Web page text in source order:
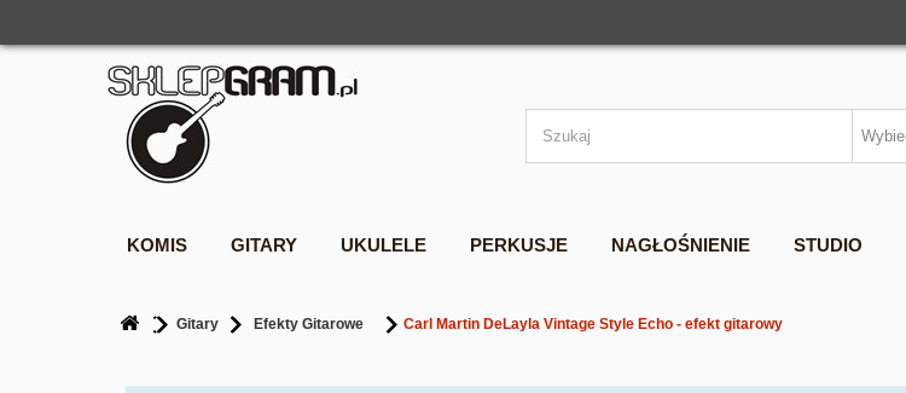
KOMIS GITARY UKULELE PERKUSJE NAGŁOŚNIENIE STUDIO
Gitary Efekty Gitarowe Carl Martin DeLayla Vintage Style Echo - efekt gitarowy